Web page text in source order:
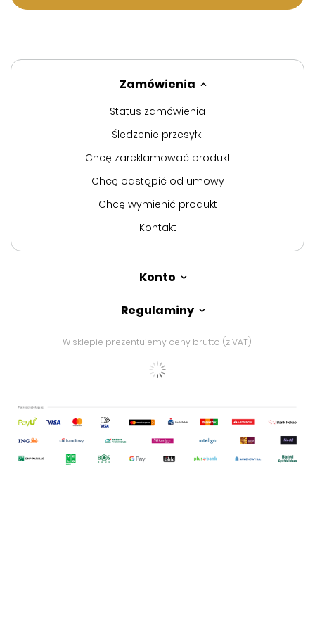
Zamówienia
Status zamówienia
Śledzenie przesyłki
Chcę zareklamować produkt
Chcę odstąpić od umowy
Chcę wymienić produkt
Kontakt
Konto
Regulaminy
W sklepie prezentujemy ceny brutto (z VAT).